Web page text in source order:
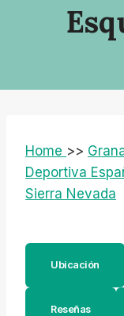
Home >>
Deportiva
Sierra Nevada
Ubicación
Reseñas